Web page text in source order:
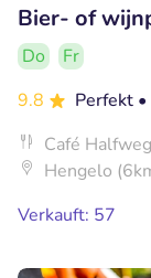
Bier- of
Do
Fr
9.8
Perfekt
Café Halfweg
Hengelo
Verkauft: 57